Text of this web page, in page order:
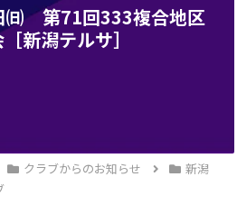
㈰ 第71回333複合地区
新潟テルサ］
クラブからのお知らせ
新潟